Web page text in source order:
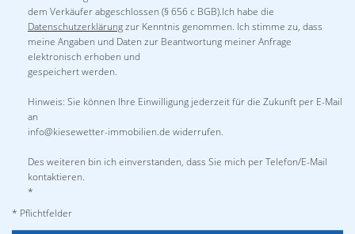
dem Verkäufer abgeschlossen (§ 656 c BGB).Ich habe die
Datenschutzerklärungzur Kenntnis genommen. Ich stimme zu, dass
meine Angaben und Daten zur Beantwortung meiner Anfrage
elektronisch erhoben und
gespeichert werden.
Hinweis: Sie können Ihre Einwilligung jederzeit für die Zukunft per E-Mail
an
info@kiesewetter-immobilien.de widerrufen.
Des weiteren bin ich einverstanden, dass Sie mich per Telefon/E-Mail
kontaktieren.
*
* Pflichtfelder